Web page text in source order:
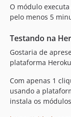
O módulo
pelo menos 5
Testando na
Gostaria de
plataforma Heroku
Com apenas 1
usando a
instala os